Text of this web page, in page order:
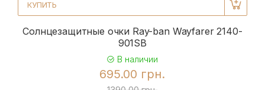
КУПИТЬ
Солнцезащитные очки Ray-ban Wayfarer 2140-
901SB
В наличии
695.00 грн.